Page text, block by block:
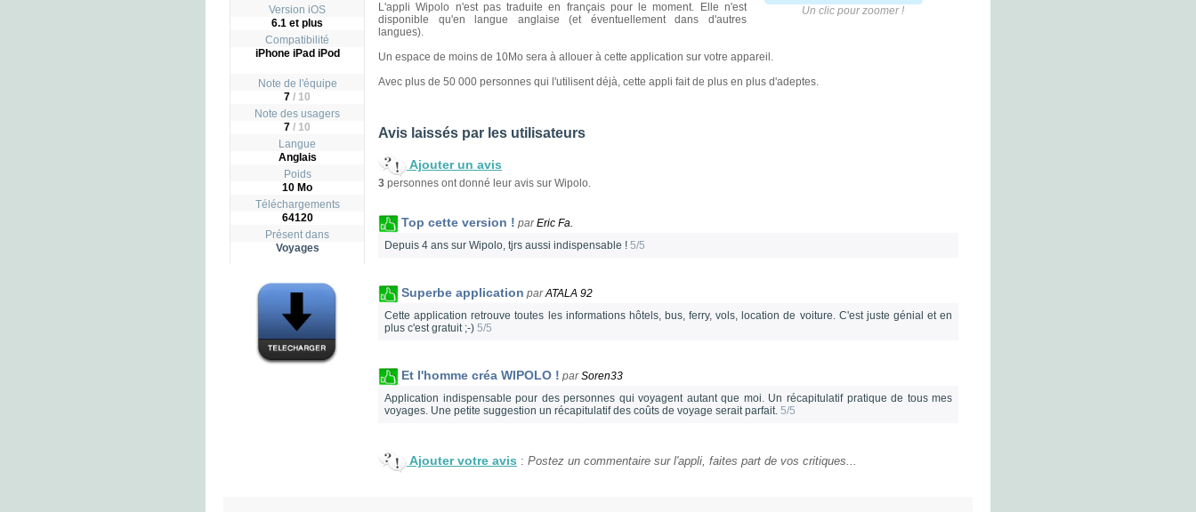
Version iOS
6.1 et plus
Compatibilité
iPhone iPad iPod
Note de l'équipe
7 / 10
Note des usagers
7 / 10
Langue
Anglais
Poids
10 Mo
Téléchargements
64120
Présent dans
Voyages
Un clic pour zoomer !
L'appli Wipolo n'est pas traduite en français pour le moment. Elle n'est
disponible qu'en langue anglaise (et éventuellement dans d'autres
langues).
Un espace de moins de 10Mo sera à allouer à cette application sur votre appareil.
Avec plus de 50 000 personnes qui l'utilisent déjà, cette appli fait de plus en plus d'adeptes.
Avis laissés par les utilisateurs
Ajouter un avis
3 personnes ont donné leur avis sur Wipolo.
Top cette version ! parEric Fa.
Depuis 4 ans sur Wipolo, tjrs aussi indispensable ! 5/5
Superbe application parATALA 92
Cette application retrouve toutes les informations hôtels, bus, ferry, vols, location de voiture. C'est juste génial et en
plus c'est gratuit ;-) 5/5
Et l'homme créa WIPOLO ! parSoren33
Application indispensable pour des personnes qui voyagent autant que moi. Un récapitulatif pratique de tous mes
voyages. Une petite suggestion un récapitulatif des coûts de voyage serait parfait. 5/5
Ajouter votre avis : Postez un commentaire sur l'appli, faites part de vos critiques...